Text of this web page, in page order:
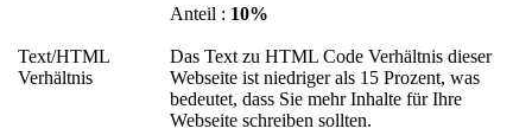
Text/HTML
Verhältnis
Anteil : 10%
Das Text zu HTML Code Verhältnis dieser
Webseite ist niedriger als 15 Prozent, was
bedeutet, dass Sie mehr Inhalte für Ihre
Webseite schreiben sollten.